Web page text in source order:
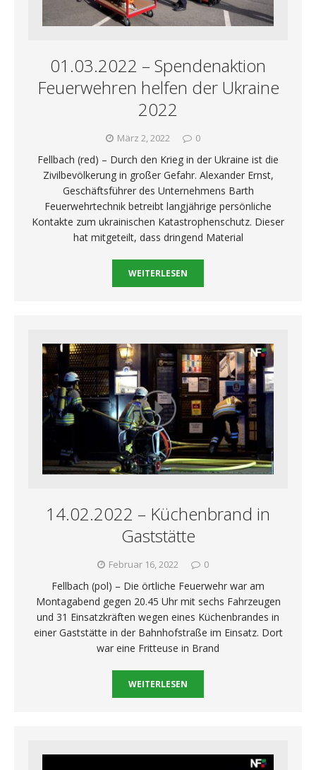
01.03.2022 – Spendenaktion
Feuerwehren helfen der Ukraine
2022
März 2, 2022 0
Fellbach (red) – Durch den Krieg in der Ukraine ist die
Zivilbevölkerung in großer Gefahr. Alexander Ernst,
Geschäftsführer des Unternehmens Barth
Feuerwehrtechnik betreibt langjährige persönliche
Kontakte zum ukrainischen Katastrophenschutz. Dieser
hat mitgeteilt, dass dringend Material
WEITERLESEN
14.02.2022 – Küchenbrand in
Gaststätte
Februar 16, 2022 0
Fellbach (pol) – Die örtliche Feuerwehr war am
Montagabend gegen 20.45 Uhr mit sechs Fahrzeugen
und 31 Einsatzkräften wegen eines Küchenbrandes in
einer Gaststätte in der Bahnhofstraße im Einsatz. Dort
war eine Fritteuse in Brand
WEITERLESEN